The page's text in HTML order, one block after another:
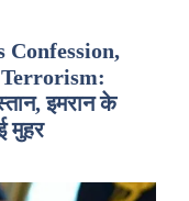
Confession,
इमरान के
मुहर